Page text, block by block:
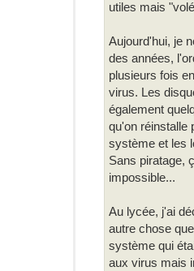
utiles mais
Aujourd'hui, je
des années,
plusieurs fois
virus. Les
également
qu'on réinstalle
système et les
Sans piratage,
impossible...
Au lycée, j'ai
autre chose
système qui
aux virus mais